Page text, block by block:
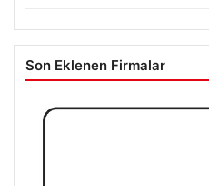
Son Eklenen Firmalar